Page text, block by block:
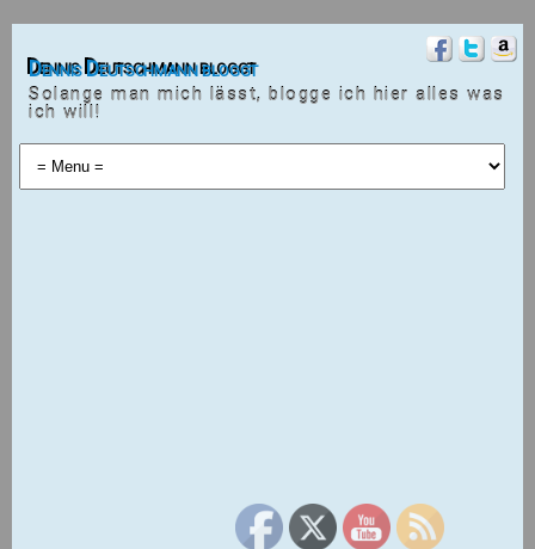
Dennis Deutschmann bloggt
Solange man mich lässt, blogge ich hier alles was
ich will!